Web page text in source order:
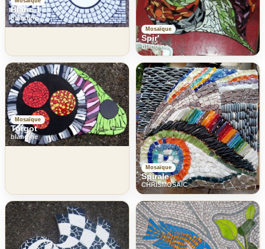
Blanc 1
blandine
Mosaïque
Spir'
blandine
Mosaïque
Torgot
blandine
Mosaïque
Spirale
CHRISMOSAIC